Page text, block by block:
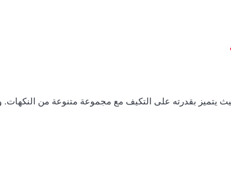
يتميز بقدرته على التكيف مع مجموعة متنوعة من